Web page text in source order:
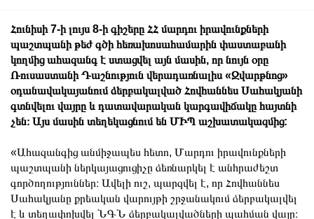
Հունիսի 7-ի լույս 8-ի գիշերը ՀՀ մարդու իրավունքների
պաշտպանի թեժ գծի հեռախոսահամարին փաստաբանի
կողմից ահազանգ է ստացվել այն մասին, որ նույն օրը
Ռուսաստանի Դաշնություն վերադառնալիս «Զվարթնոց»
օդանավակայանում ձերբակալված Հովհաննես Սահակյանի
գտնվելու վայրը և դատավարական կարգավիճակը հայտնի
չեն։ Այս մասին տեղեկացնում են ՄԻՊ աշխատակազմից:
«Ահազանգից անմիջապես հետո, Մարդու իրավունքների
պաշտպանի ներկայացուցիչը ձեռնարկել է անհրաժեշտ
գործողություններ։ Ավելի ուշ, պարզվել է, որ Հովհաննես
Սահակյանը քրեական վարույթի շրջանակում ձերբակալվել
է և տեղափոխվել ՆԳՆ ձերբակալվածների պահման վայր։